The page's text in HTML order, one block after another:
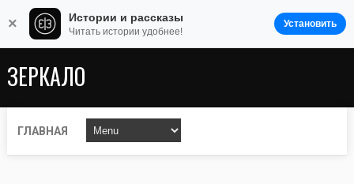
ЗЕРКАЛО
ГЛАВНАЯ
× Истории и рассказы
Читать истории удобнее!
Установить